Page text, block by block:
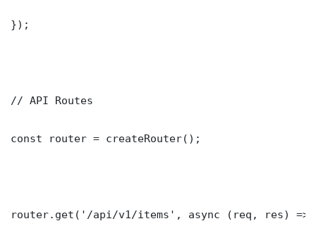
});
// API Routes
const router = createRouter();
router.get('/api/v1/items', async (req, res) =>